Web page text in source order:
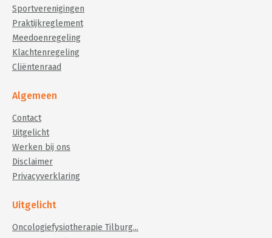
Sportverenigingen
Praktijkreglement
Meedoenregeling
Klachtenregeling
Cliëntenraad
Algemeen
Contact
Uitgelicht
Werken bij ons
Disclaimer
Privacyverklaring
Uitgelicht
Oncologiefysiotherapie Tilburg...